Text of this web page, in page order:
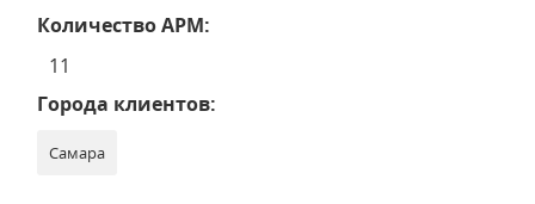
Количество АРМ:
11
Города клиентов:
Самара